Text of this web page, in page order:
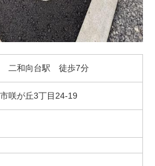
二和向台駅 徒歩7分
咲が丘3丁目24-19